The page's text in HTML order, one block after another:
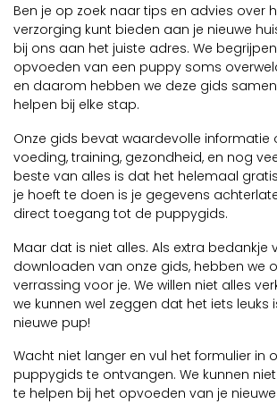
Ben je op zoek naar tips en advies over
verzorging kunt bieden aan je nieuwe
bij ons aan het juiste adres. We
opvoeden van een puppy soms
en daarom hebben we deze gids
helpen bij elke stap.
Onze gids bevat waardevolle informatie
voeding, training, gezondheid, en nog
beste van alles is dat het helemaal
je hoeft te doen is je gegevens
direct toegang tot de puppygids.
Maar dat is niet alles. Als extra bedankje
downloaden van onze gids, hebben we
verrassing voor je. We willen niet alles
we kunnen wel zeggen dat het iets leuks
nieuwe pup!
Wacht niet langer en vul het formulier in
puppygids te ontvangen. We kunnen
te helpen bij het opvoeden van je